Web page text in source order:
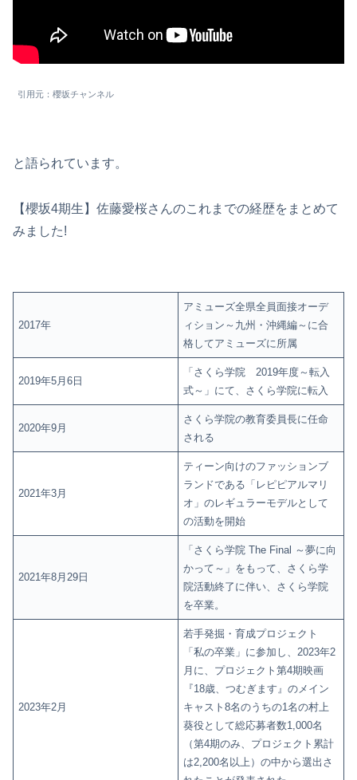
引用元：櫻坂チャンネル
と語られています。
【櫻坂4期生】佐藤愛桜さんのこれまでの経歴をまとめて
みました!
2017年
アミューズ全県全員面接オーデ
ィション～九州・沖縄編～に合
格してアミューズに所属
2019年5月6日
「さくら学院 2019年度～転入
式～」にて、さくら学院に転入
2020年9月
さくら学院の教育委員長に任命
される
2021年3月
ティーン向けのファッションブ
ランドである「レピピアルマリ
オ」のレギュラーモデルとして
の活動を開始
2021年8月29日
「さくら学院 The Final ～夢に向
かって～」をもって、さくら学
院活動終了に伴い、さくら学院
を卒業。
2023年2月
若手発掘・育成プロジェクト
「私の卒業」に参加し、2023年2
月に、プロジェクト第4期映画
『18歳、つむぎます』のメイン
キャスト8名のうちの1名の村上
葵役として総応募者数1,000名
（第4期のみ、プロジェクト累計
は2,200名以上）の中から選出さ